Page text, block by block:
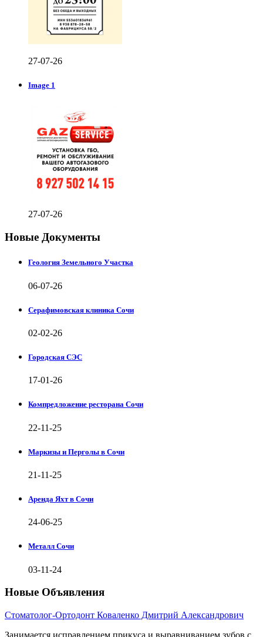
27-07-26
Image 1
27-07-26
Новые Документы
Геология Земельного Участка
06-07-26
Серафимовская клиника Сочи
02-02-26
Городская СЭС
17-01-26
Компредложение ресторана Сочи
22-11-25
Маркизы и Перголы в Сочи
21-11-25
Аренда Яхт в Сочи
24-06-25
Металл Сочи
03-11-24
Новые Объявления
Стоматолог-Ортодонт Коваленко Дмитрий Александрович
Занимается исправлением прикуса и выравниванием зубов с